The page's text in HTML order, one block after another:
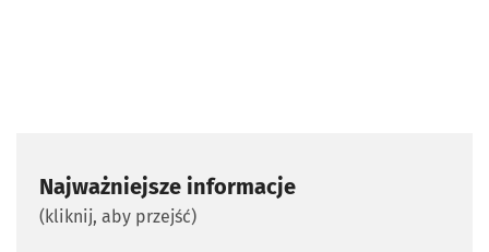
Najważniejsze informacje
(kliknij, aby przejść)